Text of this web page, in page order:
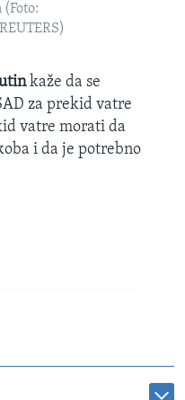
kaže da se
za prekid vatre
vatre morati da
i da je potrebno